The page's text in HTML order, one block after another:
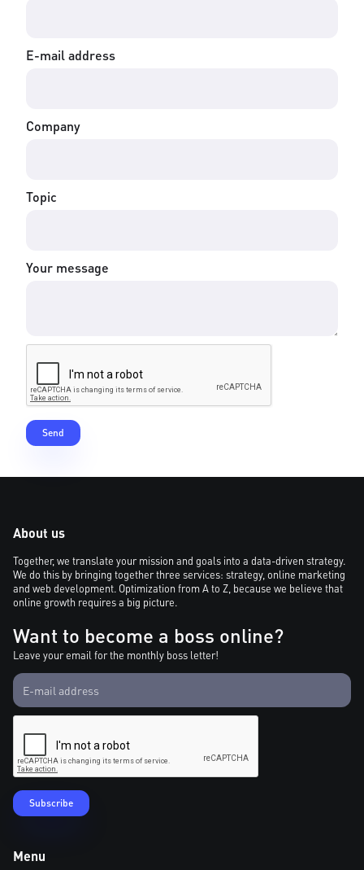
E-mail address
Company
Topic
Your message
About us
Together, we translate your mission and goals into a data-driven strategy.
We do this by bringing together three services: strategy, online marketing
and web development. Optimization from A to Z, because we believe that
online growth requires a big picture.
Want to become a boss online?
Leave your email for the monthly boss letter!
Menu